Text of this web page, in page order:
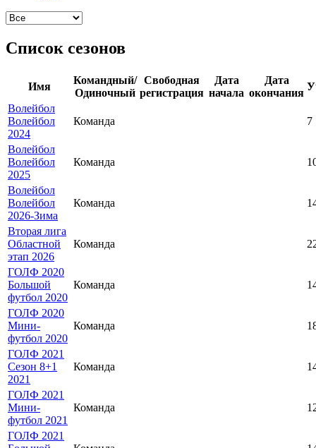
Список сезонов
Имя
Командный/
Одиночный
Свободная
регистрация
Дата
начала
Дата
окончания
Волейбол
Волейбол
2024
Команда 7
Волейбол
Волейбол
2025
Команда
Волейбол
Волейбол
2026-Зима
Команда
Вторая лига
Областной
этап 2026
Команда
ГОЛФ 2020
Большой
футбол 2020
Команда
ГОЛФ 2020
Мини-
футбол 2020
Команда
ГОЛФ 2021
Сезон 8+1
2021
Команда
ГОЛФ 2021
Мини-
футбол 2021
Команда
ГОЛФ 2021